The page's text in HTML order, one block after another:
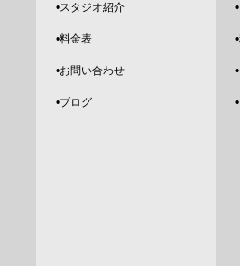
•スタジオ紹介
•料金表
•お問い合わせ
•ブログ
•